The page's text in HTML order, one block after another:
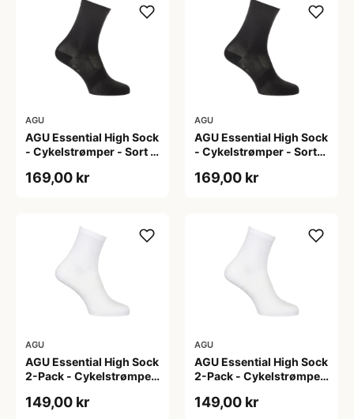
AGU
AGU Essential High Sock
- Cykelstrømper - Sort -
169,00 kr
AGU
AGU Essential High Sock
- Cykelstrømper - Sort-
169,00 kr
AGU
AGU Essential High Sock
2-Pack - Cykelstrømper
149,00 kr
AGU
AGU Essential High Sock
2-Pack - Cykelstrømper
149,00 kr